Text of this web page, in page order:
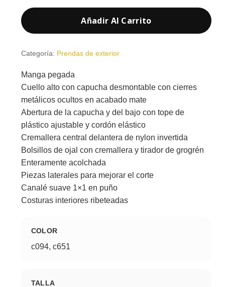
Añadir Al Carrito
Categoría: Prendas de exterior
Manga pegada
Cuello alto con capucha desmontable con cierres
metálicos ocultos en acabado mate
Abertura de la capucha y del bajo con tope de
plástico ajustable y cordón elástico
Cremallera central delantera de nylon invertida
Bolsillos de ojal con cremallera y tirador de grogrén
Enteramente acolchada
Piezas laterales para mejorar el corte
Canalé suave 1×1 en puño
Costuras interiores ribeteadas
COLOR
c094, c651
TALLA